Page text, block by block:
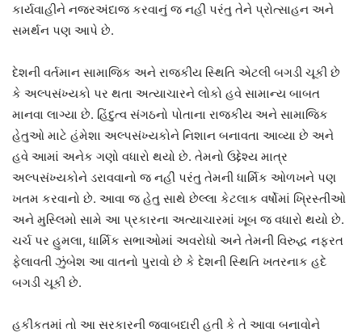
કાર્યવાહીને નજરઅંદાજ કરવાનું જ નહીં પરંતુ તેને પ્રોત્સાહન અને
સમર્થન પણ આપે છે.
દેશની વર્તમાન સામાજિક અને રાજકીય સ્થિતિ એટલી બગડી ચૂકી છે
કે અલ્પસંખ્યકો પર થતા અત્યાચારને લોકો હવે સામાન્ય બાબત
માનવા લાગ્યા છે. હિંદુત્વ સંગઠનો પોતાના રાજકીય અને સામાજિક
હેતુઓ માટે હંમેશા અલ્પસંખ્યકોને નિશાન બનાવતા આવ્યા છે અને
હવે આમાં અનેક ગણો વધારો થયો છે. તેમનો ઉદ્દેશ્ય માત્ર
અલ્પસંખ્યકોને ડરાવવાનો જ નહીં પરંતુ તેમની ધાર્મિક ઓળખને પણ
ખતમ કરવાનો છે. આવા જ હેતુ સાથે છેલ્લા કેટલાક વર્ષોમાં ખ્રિસ્તીઓ
અને મુસ્લિમો સામે આ પ્રકારના અત્યાચારમાં ખૂબ જ વધારો થયો છે.
ચર્ચ પર હુમલા, ધાર્મિક સભાઓમાં અવરોધો અને તેમની વિરુદ્ધ નફરત
ફેલાવતી ઝુંબેશ આ વાતનો પુરાવો છે કે દેશની સ્થિતિ ખતરનાક હદે
બગડી ચૂકી છે.
હકીકતમાં તો આ સરકારની જવાબદારી હતી કે તે આવા બનાવોને